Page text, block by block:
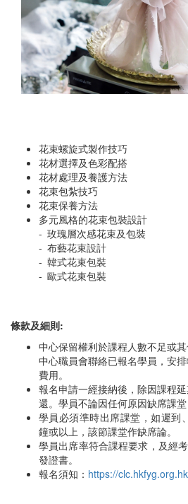
花束螺旋式製作技巧
花材選擇及色彩配搭
花材處理及養護方法
花束包紮技巧
花束保養方法
多元風格的花束包裝設計
- 玫瑰層次感花束及包裝
- 布藝花束設計
- 韓式花束包裝
- 歐式花束包裝
條款及細則:
中心保留權利於課程人數不足或
中心職員會聯絡已報名學員，安
費用。
報名申請一經接納後，除因課程
還。學員不論因任何原因缺席課堂
學員必須準時出席課堂，如遲到
鐘或以上，該節課堂作缺席論。
學員出席率符合課程要求，及經
發證書。
報名須知： https://